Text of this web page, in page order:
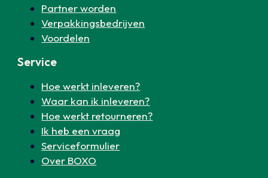
Partner worden
Verpakkingsbedrijven
Voordelen
Service
Hoe werkt inleveren?
Waar kan ik inleveren?
Hoe werkt retourneren?
Ik heb een vraag
Serviceformulier
Over BOXO